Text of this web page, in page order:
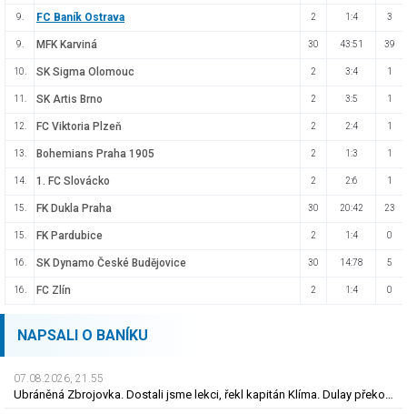
9. FC Baník Ostrava 2 1:4 3
9. MFK Karviná 30 43:51 39
10. SK Sigma Olomouc 2 3:4 1
11. SK Artis Brno 2 3:5 1
12. FC Viktoria Plzeň 2 2:4 1
13. Bohemians Praha 1905 2 1:3 1
14. 1. FC Slovácko 2 2:6 1
15. FK Dukla Praha 30 20:42 23
15. FK Pardubice 2 1:4 0
16. SK Dynamo České Budějovice 30 14:78 5
16. FC Zlín 2 1:4 0
NAPSALI O BANÍKU
07.08.2026, 21.55
Ubráněná Zbrojovka. Dostali jsme lekci, řekl kapitán Klíma. Dulay překonal kamaráda